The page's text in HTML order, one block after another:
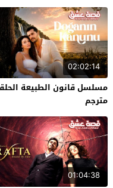
02:02:14
مترجم
01:04:38